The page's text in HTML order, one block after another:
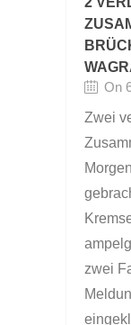
On
Zwei
zwei